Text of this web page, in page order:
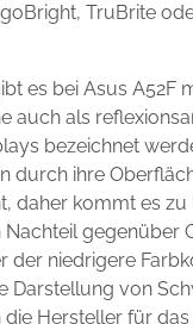
TruBrite
es bei Asus A52F
auch als
bezeichnet
durch ihre
daher kommt es zu
Nachteil gegenüber
der niedrigere
Darstellung von
die Hersteller für